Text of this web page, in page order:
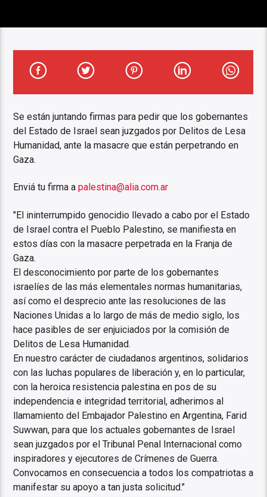
Se están juntando firmas para pedir que los gobernantes
del Estado de Israel sean juzgados por Delitos de Lesa
Humanidad, ante la masacre que están perpetrando en
Gaza.
Enviá tu firma apalestina@alia.com.ar
"El ininterrumpido genocidio llevado a cabo por el Estado
de Israel contra el Pueblo Palestino, se manifiesta en
estos días con la masacre perpetrada en la Franja de
Gaza.
El desconocimiento por parte de los gobernantes
israelíes de las más elementales normas humanitarias,
así como el desprecio ante las resoluciones de las
Naciones Unidas a lo largo de más de medio siglo, los
hace pasibles de ser enjuiciados por la comisión de
Delitos de Lesa Humanidad.
En nuestro carácter de ciudadanos argentinos, solidarios
con las luchas populares de liberación y, en lo particular,
con la heroica resistencia palestina en pos de su
independencia e integridad territorial, adherimos al
llamamiento del Embajador Palestino en Argentina, Farid
Suwwan, para que los actuales gobernantes de Israel
sean juzgados por el Tribunal Penal Internacional como
inspiradores y ejecutores de Crímenes de Guerra.
Convocamos en consecuencia a todos los compatriotas a
manifestar su apoyo a tan justa solicitud."